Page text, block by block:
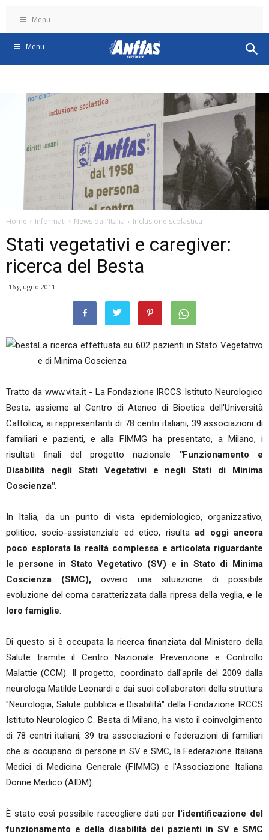
Menu
Menu
Home Informati News dall'Italia Inclusione scolastica
Stati vegetativi e caregiver:
ricerca del Besta
16 giugno 2011
La ricerca effettuata su 602 pazienti in Stato Vegetativo
e di Minima Coscienza
Tratto da www.vita.it - La Fondazione IRCCS Istituto Neurologico
Besta, assieme al Centro di Ateneo di Bioetica dell'Università
Cattolica, ai rappresentanti di 78 centri italiani, 39 associazioni di
familiari e pazienti, e alla FIMMG ha presentato, a Milano, i
risultati finali del progetto nazionale "Funzionamento e
Disabilità negli Stati Vegetativi e negli Stati di Minima
Coscienza".
In Italia, da un punto di vista epidemiologico, organizzativo,
politico, socio-assistenziale ed etico, risultaad oggi ancora
poco esplorata la realtà complessa e articolata riguardante
le persone in Stato Vegetativo (SV) e in Stato di Minima
Coscienza (SMC), ovvero una situazione di possibile
evoluzione del coma caratterizzata dalla ripresa della veglia, e le
loro famiglie.
Di questo si è occupata la ricerca finanziata dal Ministero della
Salute tramite il Centro Nazionale Prevenzione e Controllo
Malattie (CCM). Il progetto, coordinato dall'aprile del 2009 dalla
neurologa Matilde Leonardi e dai suoi collaboratori della struttura
"Neurologia, Salute pubblica e Disabilità" della Fondazione IRCCS
Istituto Neurologico C. Besta di Milano, ha visto il coinvolgimento
di 78 centri italiani, 39 tra associazioni e federazioni di familiari
che si occupano di persone in SV e SMC, la Federazione Italiana
Medici di Medicina Generale (FIMMG) e l'Associazione Italiana
Donne Medico (AIDM).
È stato così possibile raccogliere dati per l'identificazione del
funzionamento e della disabilità dei pazienti in SV e SMC